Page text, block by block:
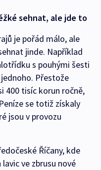
sehnat, ale jde to
je pořád málo, ale
jinde. Například
s pouhými šesti
Přestože
400 tisíc korun ročně,
se totiž získaly
jsou v provozu
Říčany, kde
ve zbrusu nové